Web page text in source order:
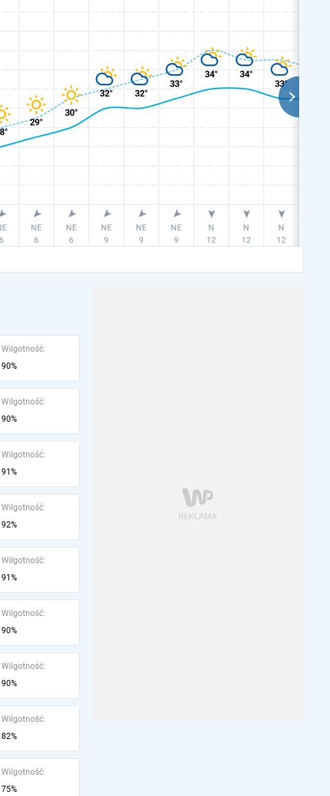
Wilgotność:
90%
Wilgotność:
90%
Wilgotność:
91%
Wilgotność:
92%
Wilgotność:
91%
Wilgotność:
90%
Wilgotność:
90%
Wilgotność:
82%
Wilgotność:
75%